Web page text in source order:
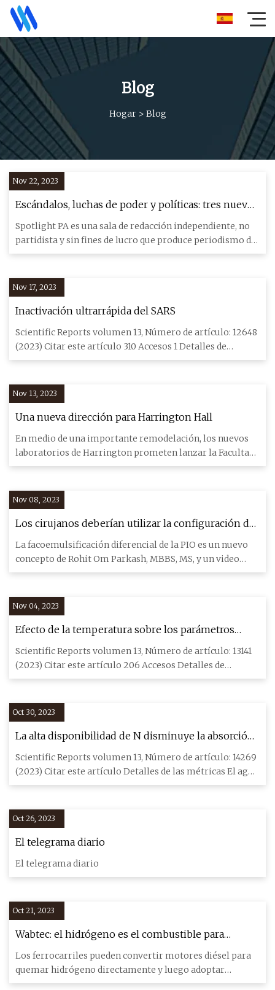
Blog
Hogar> Blog
Nov 22, 2023
Escándalos, luchas de poder y políticas: tres nuevos
representantes estatales resisten una primera
sesión alocada
Spotlight PA es una sala de redacción independiente, no
partidista y sin fines de lucro que produce periodismo de
invest
Nov 17, 2023
Inactivación ultrarrápida del SARS
Scientific Reports volumen 13, Número de artículo: 12648
(2023) Citar este artículo 310 Accesos 1 Detalles de
Altmetric
Nov 13, 2023
Una nueva dirección para Harrington Hall
En medio de una importante remodelación, los nuevos
laboratorios de Harrington prometen lanzar la Facultad
de Ingeniería
Nov 08, 2023
Los cirujanos deberían utilizar la configuración de
la PIO en faco a su favor
La facoemulsificación diferencial de la PIO es un nuevo
concepto de Rohit Om Parkash, MBBS, MS, y un video
sobre el tema
Nov 04, 2023
Efecto de la temperatura sobre los parámetros
dinámicos de la arcilla limosa en una región
estacionalmente helada
Scientific Reports volumen 13, Número de artículo: 13141
(2023) Citar este artículo 206 Accesos Detalles de
métricas El
Oct 30, 2023
La alta disponibilidad de N disminuye la absorción
de N y el rendimiento bajo disponibilidad limitada
de agua en el maíz.
Scientific Reports volumen 13, Número de artículo: 14269
(2023) Citar este artículo Detalles de las métricas El agua
y e
Oct 26, 2023
El telegrama diario
El telegrama diario
Oct 21, 2023
Wabtec: el hidrógeno es el combustible para
locomotoras del futuro
Los ferrocarriles pueden convertir motores diésel para
quemar hidrógeno directamente y luego adoptar
tecnología de celda